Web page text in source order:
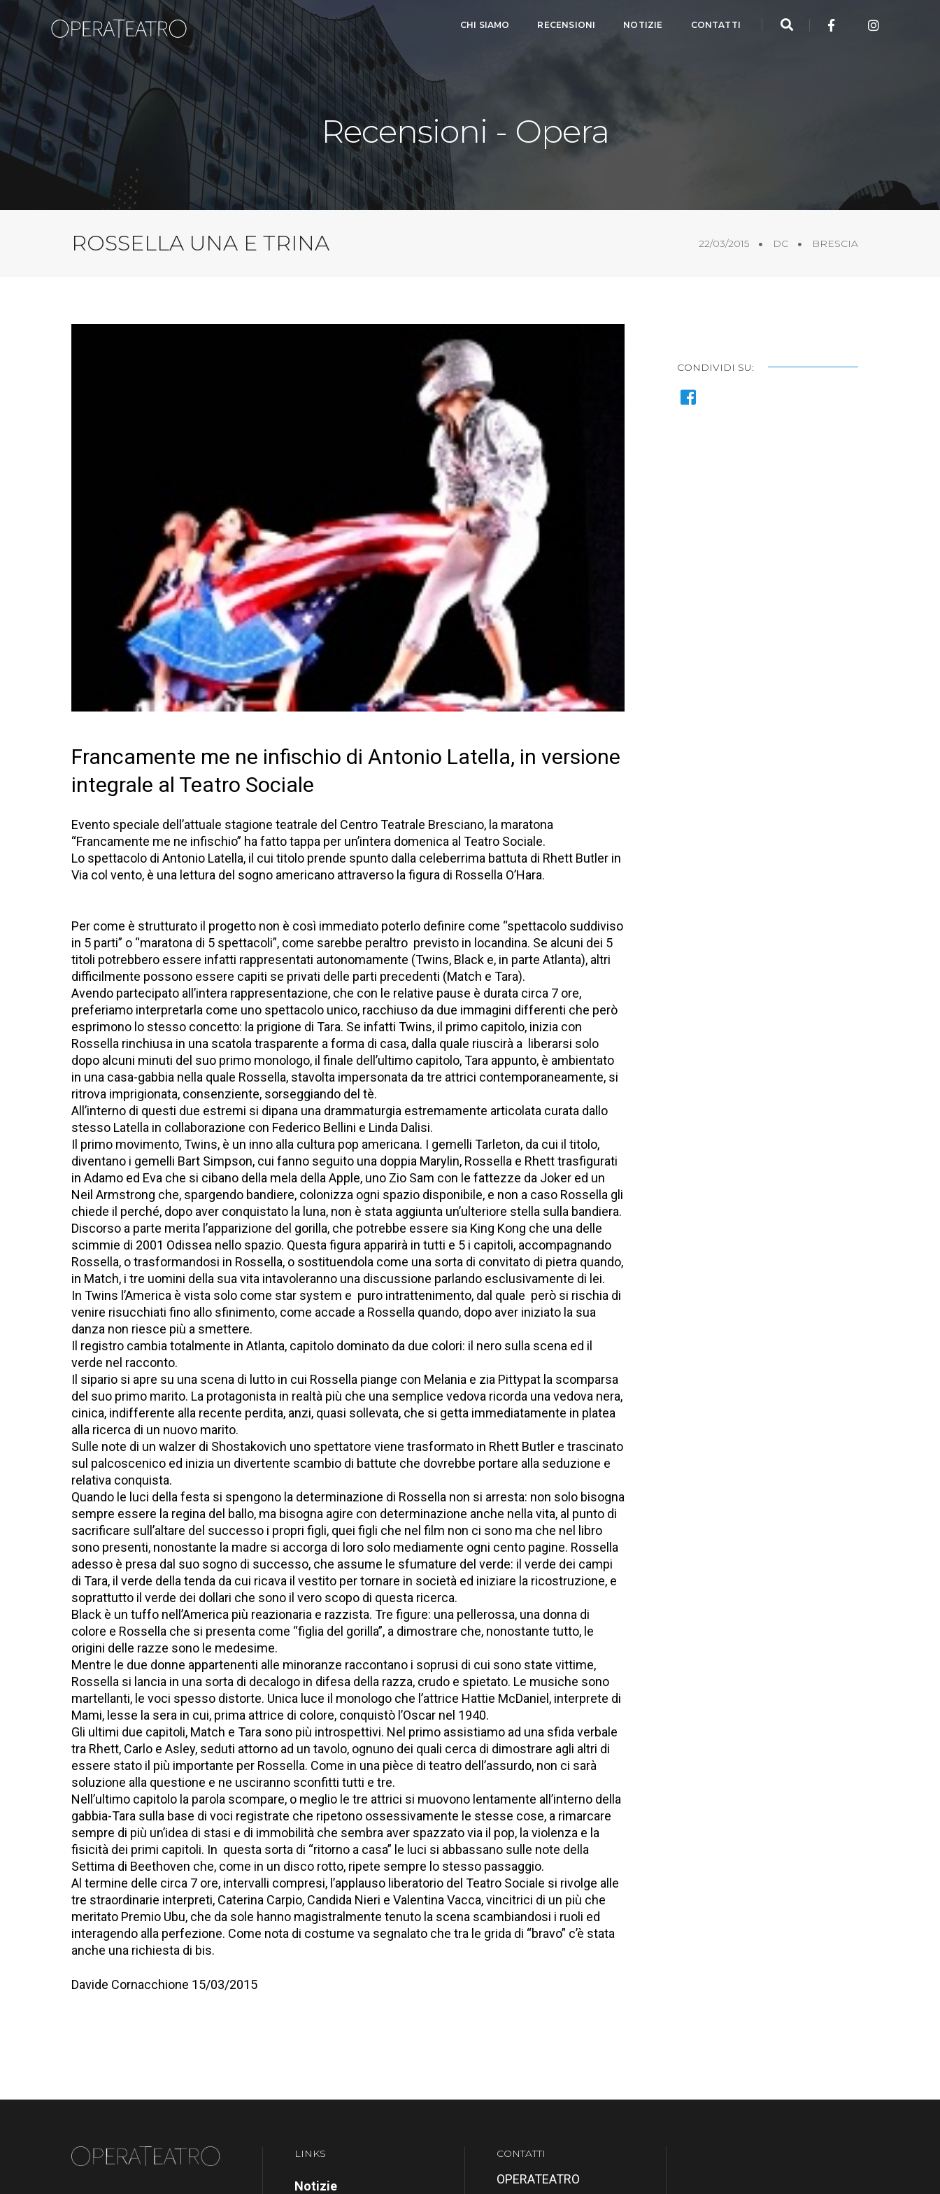
CHI SIAMO RECENSIONI NOTIZIE CONTATTI
Recensioni - Opera
ROSSELLA UNA E TRINA 22/03/2015 DC BRESCIA
Francamente me ne infischio di Antonio Latella, in versione
integrale al Teatro Sociale
Evento speciale dell’attuale stagione teatrale del Centro Teatrale Bresciano, la maratona
“Francamente me ne infischio” ha fatto tappa per un’intera domenica al Teatro Sociale.
Lo spettacolo di Antonio Latella, il cui titolo prende spunto dalla celeberrima battuta di Rhett Butler in
Via col vento, è una lettura del sogno americano attraverso la figura di Rossella O’Hara.
Per come è strutturato il progetto non è così immediato poterlo definire come “spettacolo suddiviso
in 5 parti” o “maratona di 5 spettacoli”, come sarebbe peraltro previsto in locandina. Se alcuni dei 5
titoli potrebbero essere infatti rappresentati autonomamente (Twins, Black e, in parte Atlanta), altri
difficilmente possono essere capiti se privati delle parti precedenti (Match e Tara).
Avendo partecipato all’intera rappresentazione, che con le relative pause è durata circa 7 ore,
preferiamo interpretarla come uno spettacolo unico, racchiuso da due immagini differenti che però
esprimono lo stesso concetto: la prigione di Tara. Se infatti Twins, il primo capitolo, inizia con
Rossella rinchiusa in una scatola trasparente a forma di casa, dalla quale riuscirà a liberarsi solo
dopo alcuni minuti del suo primo monologo, il finale dell’ultimo capitolo, Tara appunto, è ambientato
in una casa-gabbia nella quale Rossella, stavolta impersonata da tre attrici contemporaneamente, si
ritrova imprigionata, consenziente, sorseggiando del tè.
All’interno di questi due estremi si dipana una drammaturgia estremamente articolata curata dallo
stesso Latella in collaborazione con Federico Bellini e Linda Dalisi.
Il primo movimento, Twins, è un inno alla cultura pop americana. I gemelli Tarleton, da cui il titolo,
diventano i gemelli Bart Simpson, cui fanno seguito una doppia Marylin, Rossella e Rhett trasfigurati
in Adamo ed Eva che si cibano della mela della Apple, uno Zio Sam con le fattezze da Joker ed un
Neil Armstrong che, spargendo bandiere, colonizza ogni spazio disponibile, e non a caso Rossella gli
chiede il perché, dopo aver conquistato la luna, non è stata aggiunta un’ulteriore stella sulla bandiera.
Discorso a parte merita l’apparizione del gorilla, che potrebbe essere sia King Kong che una delle
scimmie di 2001 Odissea nello spazio. Questa figura apparirà in tutti e 5 i capitoli, accompagnando
Rossella, o trasformandosi in Rossella, o sostituendola come una sorta di convitato di pietra quando,
in Match, i tre uomini della sua vita intavoleranno una discussione parlando esclusivamente di lei.
In Twins l’America è vista solo come star system e puro intrattenimento, dal quale però si rischia di
venire risucchiati fino allo sfinimento, come accade a Rossella quando, dopo aver iniziato la sua
danza non riesce più a smettere.
Il registro cambia totalmente in Atlanta, capitolo dominato da due colori: il nero sulla scena ed il
verde nel racconto.
Il sipario si apre su una scena di lutto in cui Rossella piange con Melania e zia Pittypat la scomparsa
del suo primo marito. La protagonista in realtà più che una semplice vedova ricorda una vedova nera,
cinica, indifferente alla recente perdita, anzi, quasi sollevata, che si getta immediatamente in platea
alla ricerca di un nuovo marito.
Sulle note di un walzer di Shostakovich uno spettatore viene trasformato in Rhett Butler e trascinato
sul palcoscenico ed inizia un divertente scambio di battute che dovrebbe portare alla seduzione e
relativa conquista.
Quando le luci della festa si spengono la determinazione di Rossella non si arresta: non solo bisogna
sempre essere la regina del ballo, ma bisogna agire con determinazione anche nella vita, al punto di
sacrificare sull’altare del successo i propri figli, quei figli che nel film non ci sono ma che nel libro
sono presenti, nonostante la madre si accorga di loro solo mediamente ogni cento pagine. Rossella
adesso è presa dal suo sogno di successo, che assume le sfumature del verde: il verde dei campi
di Tara, il verde della tenda da cui ricava il vestito per tornare in società ed iniziare la ricostruzione, e
soprattutto il verde dei dollari che sono il vero scopo di questa ricerca.
Black è un tuffo nell’America più reazionaria e razzista. Tre figure: una pellerossa, una donna di
colore e Rossella che si presenta come “figlia del gorilla”, a dimostrare che, nonostante tutto, le
origini delle razze sono le medesime.
Mentre le due donne appartenenti alle minoranze raccontano i soprusi di cui sono state vittime,
Rossella si lancia in una sorta di decalogo in difesa della razza, crudo e spietato. Le musiche sono
martellanti, le voci spesso distorte. Unica luce il monologo che l’attrice Hattie McDaniel, interprete di
Mami, lesse la sera in cui, prima attrice di colore, conquistò l’Oscar nel 1940.
Gli ultimi due capitoli, Match e Tara sono più introspettivi. Nel primo assistiamo ad una sfida verbale
tra Rhett, Carlo e Asley, seduti attorno ad un tavolo, ognuno dei quali cerca di dimostrare agli altri di
essere stato il più importante per Rossella. Come in una pièce di teatro dell’assurdo, non ci sarà
soluzione alla questione e ne usciranno sconfitti tutti e tre.
Nell’ultimo capitolo la parola scompare, o meglio le tre attrici si muovono lentamente all’interno della
gabbia-Tara sulla base di voci registrate che ripetono ossessivamente le stesse cose, a rimarcare
sempre di più un’idea di stasi e di immobilità che sembra aver spazzato via il pop, la violenza e la
fisicità dei primi capitoli. In questa sorta di “ritorno a casa” le luci si abbassano sulle note della
Settima di Beethoven che, come in un disco rotto, ripete sempre lo stesso passaggio.
Al termine delle circa 7 ore, intervalli compresi, l’applauso liberatorio del Teatro Sociale si rivolge alle
tre straordinarie interpreti, Caterina Carpio, Candida Nieri e Valentina Vacca, vincitrici di un più che
meritato Premio Ubu, che da sole hanno magistralmente tenuto la scena scambiandosi i ruoli ed
interagendo alla perfezione. Come nota di costume va segnalato che tra le grida di “bravo” c’è stata
anche una richiesta di bis.
Davide Cornacchione 15/03/2015
CONDIVIDI SU:
LINKS
Notizie
CONTATTI
OPERATEATRO